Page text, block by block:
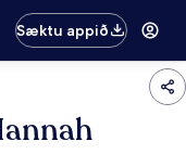
Sæktu appið